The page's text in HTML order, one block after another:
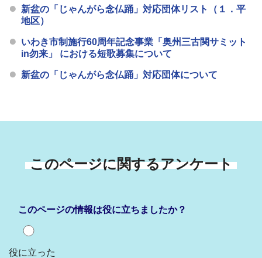
新盆の「じゃんがら念仏踊」対応団体リスト（１．平
地区）
いわき市制施行60周年記念事業「奥州三古関サミット
in勿来」 における短歌募集について
新盆の「じゃんがら念仏踊」対応団体について
このページに関するアンケート
このページの情報は役に立ちましたか？
役に立った